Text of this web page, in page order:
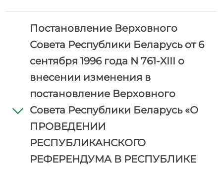
Постановление Верховного
Совета Республики Беларусь от 6
сентября 1996 года N 761-XIII о
внесении изменения в
постановление Верховного
Совета Республики Беларусь «О
ПРОВЕДЕНИИ
РЕСПУБЛИКАНСКОГО
РЕФЕРЕНДУМА В РЕСПУБЛИКЕ